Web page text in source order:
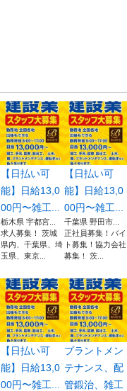
【日払い可
能】日給13,0
00円〜雑工...
栃木県 宇都宮...
求人募集！ 茨城
県内、千葉県、埼
玉県、東京...
【日払い可
能】日給13,0
00円〜雑工...
千葉県 野田市...
正社員募集！バイ
ト募集！協力会社
募集！ 茨...
【日払い可
能】日給13,0
00円〜雑工...
プラントメン
テナンス、配
管鍛治、雑工